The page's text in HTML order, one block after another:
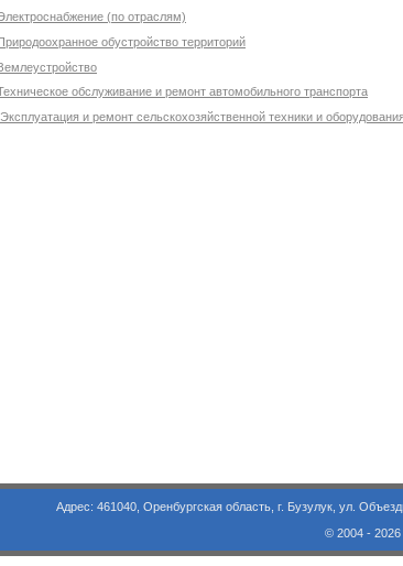
(по отраслям)
обустройство территорий
обслуживание и ремонт автомобильного транспорта
и ремонт сельскохозяйственной техники и оборудования
Оренбургская область, г. Бузулук, ул. Объездная,
© 2004 -